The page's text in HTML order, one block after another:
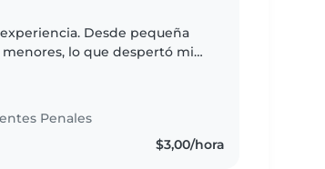
Desde pequeña
lo que despertó mi
Penales
$3,00/hora